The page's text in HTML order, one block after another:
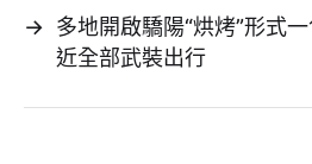
→ 多地開啟驕陽“烘烤”形式
近全部武裝出行